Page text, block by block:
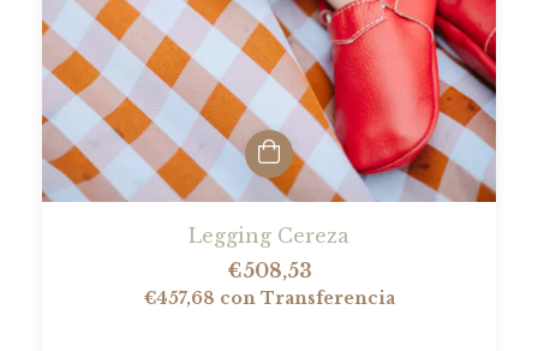
Legging Cereza
€508,53
€457,68 con Transferencia